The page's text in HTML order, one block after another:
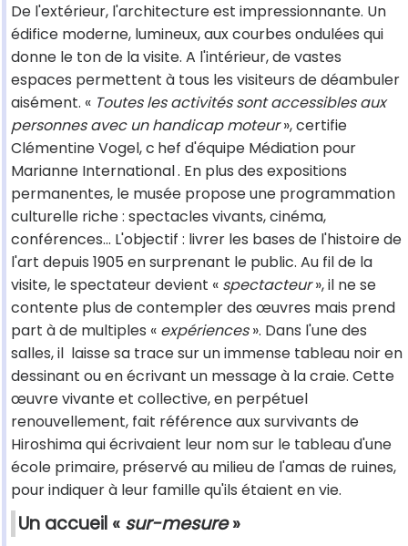
De l'extérieur, l'architecture est impressionnante. Un
édifice moderne, lumineux, aux courbes ondulées qui
donne le ton de la visite. A l'intérieur, de vastes
espaces permettent à tous les visiteurs de déambuler
aisément. « Toutes les activités sont accessibles aux
personnes avec un handicap moteur», certifie
Clémentine Vogel, c hef d'équipe Médiation pour
Marianne International. En plus des expositions
permanentes, le musée propose une programmation
culturelle riche : spectacles vivants, cinéma,
conférences… L'objectif : livrer les bases de l'histoire de
l'art depuis 1905 en surprenant le public. Au fil de la
visite, le spectateur devient « spectacteur», il ne se
contente plus de contempler des œuvres mais prend
part à de multiples « expériences». Dans l'une des
salles, il laisse sa trace sur un immense tableau noir en
dessinant ou en écrivant un message à la craie. Cette
œuvre vivante et collective, en perpétuel
renouvellement, fait référence aux survivants de
Hiroshima qui écrivaient leur nom sur le tableau d'une
école primaire, préservé au milieu de l'amas de ruines,
pour indiquer à leur famille qu'ils étaient en vie.
Un accueil « sur-mesure»